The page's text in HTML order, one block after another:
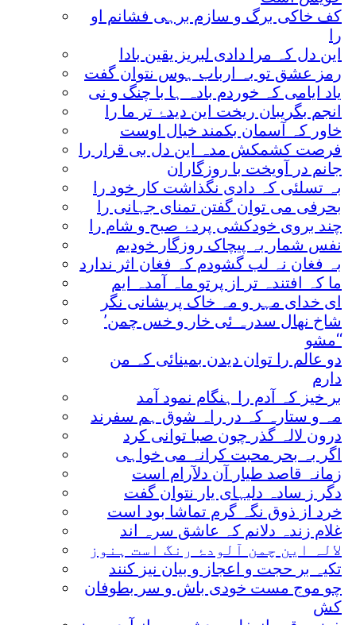
کف خاکی برگ و سازم برہی فشانم او
را
این دل کہ مرا دادی لبریز یقین بادا
رمز عشق تو بہ ارباب ہوس نتوان گفت
یاد ایامی کہ خوردم بادہ ہا با چنگ و نی
انجم بگریبان ریخت این دیدۂ تر ما را
خاور کہ آسمان بکمند خیال اوست
فرصت کشمکش مدہ این دل بی قرار را
جانم در آویخت با روزگاران
بہ تسلئی کہ دادی نگذاشت کار خود را
بحرفی می توان گفتن تمنای جہانی را
چند بروی خودکشی پردۂ صبح و شام را
نفس شمار بہ پیچاک روزگار خودیم
بہ فغان نہ لب گشودم کہ فغان اثر ندارد
ما کہ افتندہ تر از پرتو ماہ آمدہ ایم
ای خدای مہر و مہ خاک پریشانی نگر
’شاخ نھال سدرہ ئی خار و خس چمن
مشو‘‘
دو عالم را توان دیدن بمینائی کہ من
دارم
بر خیز کہ آدم را ہنگام نمود آمد
مہ و ستارہ کہ در راہ شوق ہم سفرند
درون لالہ گذر چون صبا توانی کرد
اگر بہ بحر محبت کرانہ می خواہی
زمانہ قاصد طیار آن دلآرام است
دگر ز سادہ دلیہای یار نتوان گفت
خرد از ذوق نگہ گرم تماشا بود است
غلام زندہ دلانم کہ عاشق سرہ اند
لالہ این چمن آلودۂ رنگ است ہنوز
تکیہ بر حجت و اعجاز و بیان نیز کنند
چو موج مست خودی باش و سر بطوفان
کش